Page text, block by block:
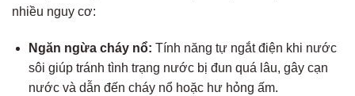
nhiều nguy cơ:
Ngăn ngừa cháy nổ: Tính năng tự ngắt điện khi nước
sôi giúp tránh tình trạng nước bị đun quá lâu, gây cạn
nước và dẫn đến cháy nổ hoặc hư hỏng ấm.